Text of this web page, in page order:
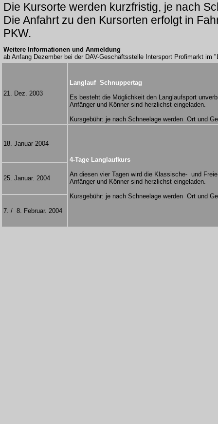
Die Kursorte werden kurzfristig, je nach
Die Anfahrt zu den Kursorten erfolgt in
PKW.
Weitere Informationen und Anmeldung
ab Anfang Dezember bei der DAV-Geschäftsstelle Intersport Profimarkt im
21. Dez. 2003
Langlauf  Schnuppertag
Es besteht die Möglichkeit den Langlaufsport
Anfänger und Könner sind herzlichst eingeladen.
Kursgebühr: je nach Schneelage werden  Ort und
18. Januar 2004
4-Tage Langlaufkurs
An diesen vier Tagen wird die Klassische-  und
Anfänger und Könner sind herzlichst eingeladen.
Kursgebühr: je nach Schneelage werden  Ort und
25. Januar. 2004
7. /  8. Februar. 2004